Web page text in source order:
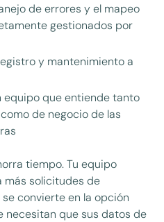
de errores y el mapeo
gestionados por
y mantenimiento a
equipo que entiende tanto
de negocio de las
tiempo. Tu equipo
más solicitudes de
convierte en la opción
necesitan que sus datos de